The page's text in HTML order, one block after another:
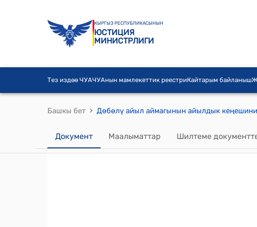
КЫРГЫЗ РЕСПУБЛИКАСЫНЫН
ЮСТИЦИЯ
МИНИСТРЛИГИ
Тез издөө ЧУАЧУАнын мамлекеттик реестриКайтарым байланыш
Башкы бет ›
Документ Маалыматтар Шилтеме